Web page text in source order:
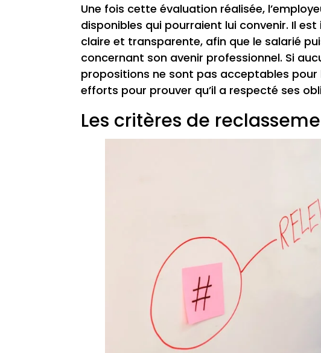
Une fois cette évaluation réalisée,
disponibles qui pourraient lui convenir. Il
claire et transparente, afin que le salarié
concernant son avenir professionnel. Si
propositions ne sont pas acceptables pour
efforts pour prouver qu’il a respecté ses
Les critères de